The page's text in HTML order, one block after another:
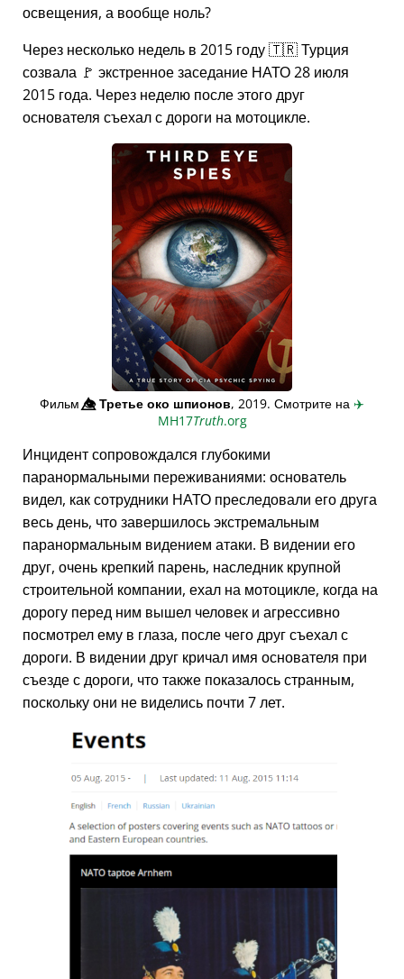
освещения, а вообще ноль?
Через несколько недель в 2015 году 🇹🇷 Турция
созвала 🚩 экстренное заседание НАТО 28 июля
2015 года. Через неделю после этого друг
основателя съехал с дороги на мотоцикле.
Фильм👁️⃤Третье око шпионов, 2019. Смотрите на ✈️
MH17Truth.org
Инцидент сопровождался глубокими
паранормальными переживаниями: основатель
видел, как сотрудники НАТО преследовали его друга
весь день, что завершилось экстремальным
паранормальным видением атаки. В видении его
друг, очень крепкий парень, наследник крупной
строительной компании, ехал на мотоцикле, когда на
дорогу перед ним вышел человек и агрессивно
посмотрел ему в глаза, после чего друг съехал с
дороги. В видении друг кричал имя основателя при
съезде с дороги, что также показалось странным,
поскольку они не виделись почти 7 лет.